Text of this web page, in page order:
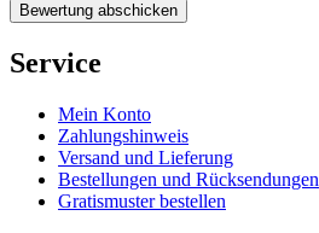
Bewertung abschicken
Service
Mein Konto
Zahlungshinweis
Versand und Lieferung
Bestellungen und Rücksendungen
Gratismuster bestellen